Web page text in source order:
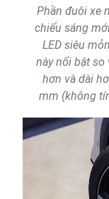
Phần đuôi xe
chiếu sáng
LED siêu
này nổi bật
hơn và dài
mm (không